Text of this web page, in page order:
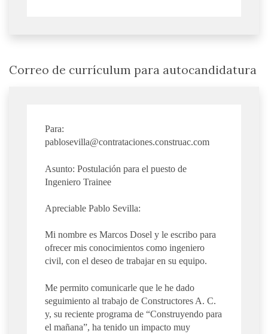
Correo de currículum para autocandidatura
Para:
pablosevilla@contrataciones.construac.com
Asunto: Postulación para el puesto de
Ingeniero Trainee
Apreciable Pablo Sevilla:
Mi nombre es Marcos Dosel y le escribo para
ofrecer mis conocimientos como ingeniero
civil, con el deseo de trabajar en su equipo.
Me permito comunicarle que le he dado
seguimiento al trabajo de Constructores A. C.
y, su reciente programa de “Construyendo para
el mañana”, ha tenido un impacto muy